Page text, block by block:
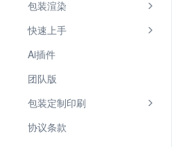
包装渲染 
快速上手 
Ai插件
团队版
包装定制印刷

协议条款